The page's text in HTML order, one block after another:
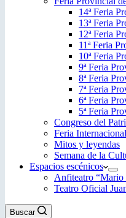
14ª Feria
13ª Feria
12ª Feria
11ª Feria
10ª Feria
9ª Feria
8ª Feria
7ª Feria
6ª Feria
5ª Feria
Congreso del
Feria
Mitos y leyendas
Semana de la
Espacios escénicos
Anfiteatro “Mario
Teatro Oficial
Buscar